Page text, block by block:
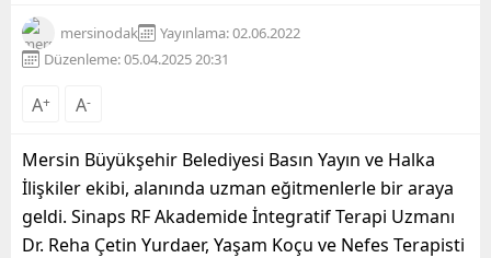
mersinodak
Yayınlama: 02.06.2022
Düzenleme: 05.04.2025 20:31
A+ A-
Mersin Büyükşehir Belediyesi Basın Yayın ve Halka
İlişkiler ekibi, alanında uzman eğitmenlerle bir araya
geldi. Sinaps RF Akademide İntegratif Terapi Uzmanı
Dr. Reha Çetin Yurdaer, Yaşam Koçu ve Nefes Terapisti